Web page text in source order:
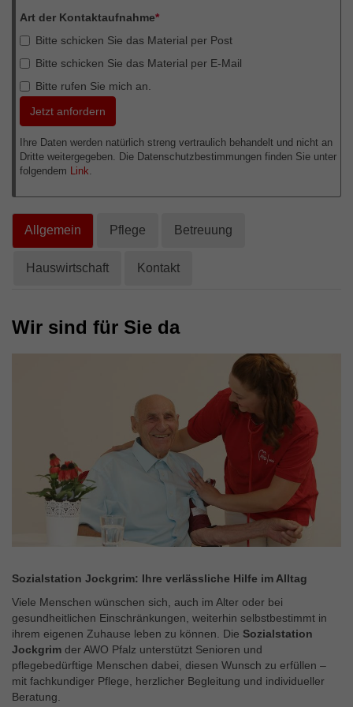
Art der Kontaktaufnahme*
Bitte schicken Sie das Material per Post
Bitte schicken Sie das Material per E-Mail
Bitte rufen Sie mich an.
Ihre Daten werden natürlich streng vertraulich behandelt und nicht an
Dritte weitergegeben. Die Datenschutzbestimmungen finden Sie unter
folgendem Link.
Allgemein Pflege Betreuung
Hauswirtschaft Kontakt
Wir sind für Sie da
Sozialstation Jockgrim: Ihre verlässliche Hilfe im Alltag
Viele Menschen wünschen sich, auch im Alter oder bei
gesundheitlichen Einschränkungen, weiterhin selbstbestimmt in
ihrem eigenen Zuhause leben zu können. Die Sozialstation
Jockgrim der AWO Pfalz unterstützt Senioren und
pflegebedürftige Menschen dabei, diesen Wunsch zu erfüllen –
mit fachkundiger Pflege, herzlicher Begleitung und individueller
Beratung.
Wir verwenden auf unserer Website externe Inhalte, um
Ihnen zusätzliche Informationen anzubieten.